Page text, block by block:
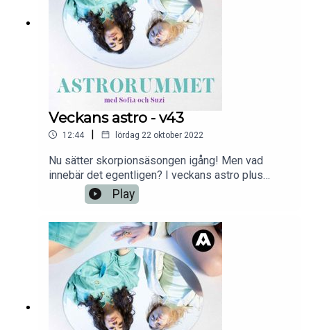
Veckans astro - v43
12:44 | lördag 22 oktober 2022
Nu sätter skorpionsäsongen igång! Men vad
innebär det egentligen? I veckans astro plus
veckans snabba så får du svaren som vägleder
dig inför nästa veckas äventyr och utmaningar.En
podd från Aller Media.
Play